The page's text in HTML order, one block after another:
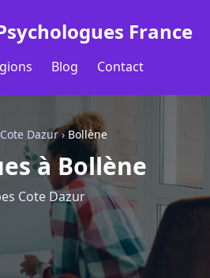
France
Blog Contact
Dazur›Bollène
à Bollène
Cote Dazur